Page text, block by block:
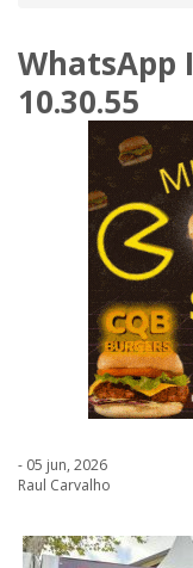
WhatsApp
10.30.55
- 05 jun, 2026
Raul Carvalho